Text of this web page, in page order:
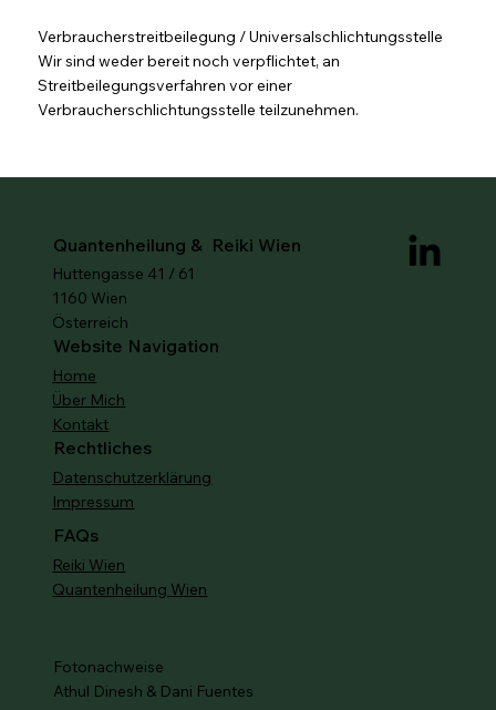
Verbraucherstreitbeilegung / Universalschlichtungsstelle
Wir sind weder bereit noch verpflichtet, an
Streitbeilegungsverfahren vor einer
Verbraucherschlichtungsstelle teilzunehmen.
Quantenheilung & Reiki Wien
Huttengasse 41 / 61
1160 Wien
Österreich
Website Navigation
Home
Über Mich
Kontakt
Rechtliches
Datenschutzerklärung
Impressum
FAQs
Reiki Wien
Quantenheilung Wien
Fotonachweise
Athul Dinesh & Dani Fuentes